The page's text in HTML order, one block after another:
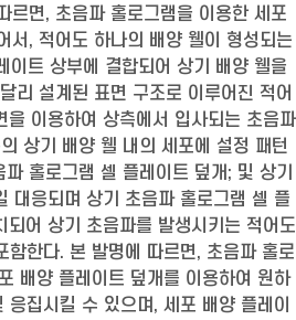
르면, 초음파 홀로그램을 이용한 세포
서, 적어도 하나의 배양 웰이 형성되는
이트 상부에 결합되어 상기 배양 웰을
리 설계된 표면 구조로 이루어진 적어
을 이용하여 상측에서 입사되는 초음파
상기 배양 웰 내의 세포에 설정 패턴
홀로그램 셀 플레이트 덮개; 및 상기
대응되며 상기 초음파 홀로그램 셀 플
되어 상기 초음파를 발생시키는 적어도
함한다. 본 발명에 따르면, 초음파 홀로
배양 플레이트 덮개를 이용하여 원하
집시킬 수 있으며, 세포 배양 플레이